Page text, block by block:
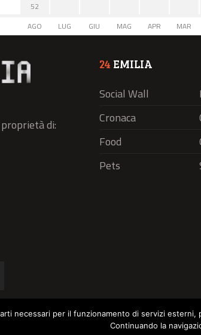
52
AGO
LUG GIU MAG APR MAR
di:
24 EMILIA
Social Wall
Cronaca
Food
Pets
necessari per il funzionamento di servizi
Continuando la